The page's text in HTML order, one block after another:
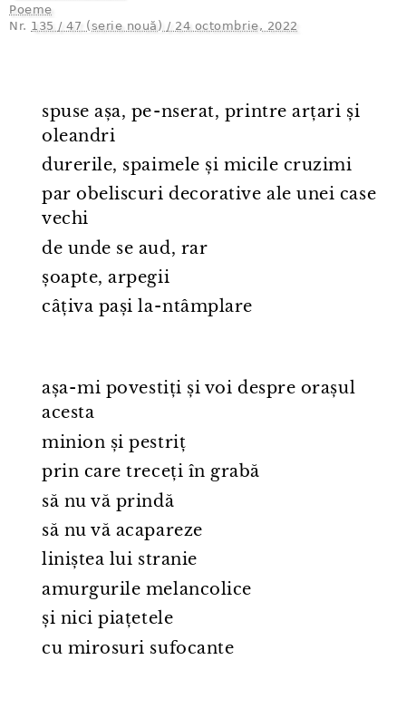
Poeme
Nr. 135 / 47 (serie nouă) / 24 octombrie, 2022
spuse așa, pe⁠-⁠nserat, printre arțari și
oleandri
durerile, spaimele și micile cruzimi
par obeliscuri decorative ale unei case
vechi
de unde se aud, rar
șoapte, arpegii
câțiva pași la⁠-⁠ntâmplare
așa⁠-⁠mi povestiți și voi despre orașul
acesta
minion și pestriț
prin care treceți în grabă
să nu vă prindă
să nu vă acapareze
liniștea lui stranie
amurgurile melancolice
și nici piațetele
cu mirosuri sufocante